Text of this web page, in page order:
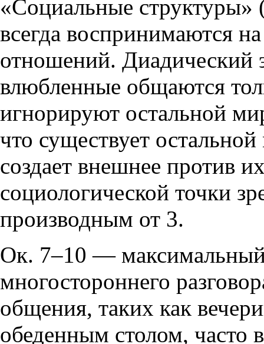
«Социальные структуры»
всегда воспринимаются
отношений. Диадический
влюбленные общаются
игнорируют остальной
что существует
создает внешнее против
социологической точки
производным от 3.
Ок. 7–10 —
многостороннего
общения, таких как
обеденным столом, часто